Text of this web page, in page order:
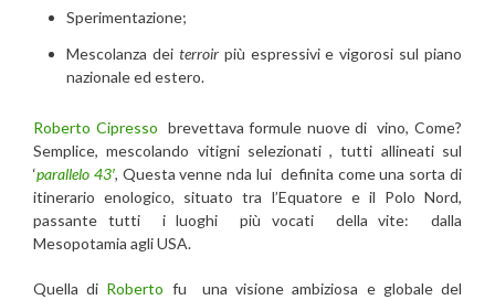
Sperimentazione;
Mescolanza deiterroirpiù espressivi e vigorosi sul piano
nazionale ed estero.
Roberto Cipresso brevettava formule nuove di vino, Come?
Semplice, mescolando vitigni selezionati , tutti allineati sul
‘parallelo 43′, Questa venne nda lui definita come una sorta di
itinerario enologico, situato tra l’Equatore e il Polo Nord,
passante tutti i luoghi più vocati della vite: dalla
Mesopotamia agli USA.
Quella di Roberto fu una visione ambiziosa e globale del